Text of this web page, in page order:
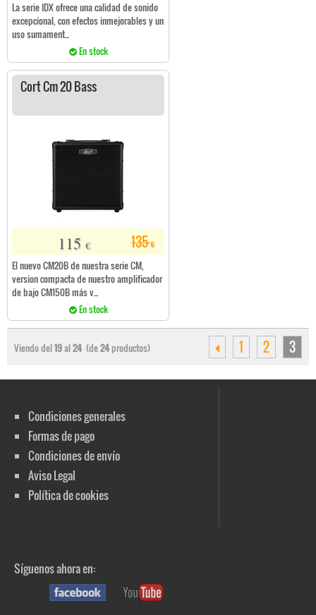
La serie IDX ofrece una calidad de sonido
excepcional, con efectos inmejorables y un
uso sumament...
En stock
Cort Cm 20 Bass
135€
115 €
El nuevo CM20B de nuestra serie CM,
version compacta de nuestro amplificador
de bajo CM150B más v...
En stock
Viendo del19al24 (de24productos) 1 2 3
Condiciones generales
Formas de pago
Condiciones de envío
Aviso Legal
Política de cookies
Síguenos ahora en: